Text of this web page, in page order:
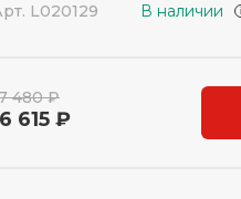
L020129 В наличии i
480 ₽
615 ₽